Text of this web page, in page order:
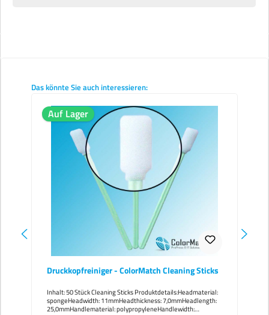
Produktgalerie überspringen
Das könnte Sie auch interessieren:
Auf Lager
Druckkopfreiniger - ColorMatch Cleaning Sticks
Inhalt: 50 Stück Cleaning Sticks Produktdetails:Headmaterial:
spongeHeadwidth: 11mmHeadthickness: 7,0mmHeadlength:
25,0mmHandlematerial: polypropyleneHandlewidth: